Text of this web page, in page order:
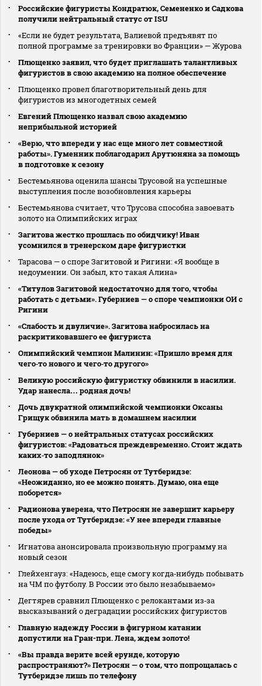
Российские фигуристы Кондратюк, Семененко и Садкова
получили нейтральный статус от ISU
«Если не будет результата, Валиевой предъявят по
полной программе за тренировки во Франции» — Журова
Плющенко заявил, что будет приглашать талантливых
фигуристов в свою академию на полное обеспечение
Плющенко провел благотворительный день для
фигуристов из многодетных семей
Евгений Плющенко назвал свою академию
неприбыльной историей
«Верю, что впереди у нас еще много лет совместной
работы». Гуменник поблагодарил Арутюняна за помощь
в подготовке к сезону
Бестемьянова оценила шансы Трусовой на успешные
выступления после возобновления карьеры
Бестемьянова считает, что Трусова способна завоевать
золото на Олимпийских играх
Загитова жестко прошлась по обидчику! Иван
усомнился в тренерском даре фигуристки
Тарасова — о споре Загитовой и Ригини: «Я вообще в
недоумении. Он забыл, кто такая Алина»
«Титулов Загитовой недостаточно для того, чтобы
работать с детьми». Губерниев — о споре чемпионки ОИ с
Ригини
«Слабость и двуличие». Загитова набросилась на
раскритиковавшего ее фигуриста
Олимпийский чемпион Малинин: «Пришло время для
чего‑то нового и чего‑то другого»
Великую российскую фигуристку обвинили в насилии.
Удар нанесла… родная дочь!
Дочь двукратной олимпийской чемпионки Оксаны
Грищук обвинила мать в домашнем насилии
Губерниев — о нейтральных статусах российских
фигуристов: «Радоваться преждевременно. Стоит ждать
каких‑то заподлянок»
Леонова — об уходе Петросян от Тутберидзе:
«Неожиданно, но ее можно понять. Думаю, она еще
поборется»
Радионова уверена, что Петросян не завершит карьеру
после ухода от Тутберидзе: «У нее впереди главные
победы»
Игнатова анонсировала произвольную программу на
новый сезон
Глейхенгауз: «Надеюсь, еще смогу когда‑нибудь побывать
на ЧМ по футболу. В России это было незабываемо»
Дегтярев сравнил Плющенко с релокантами из‑за
высказываний о деградации российских фигуристов
Главную надежду России в фигурном катании
допустили на Гран-при. Лена, ждем золото!
«Вы правда верите всей ерунде, которую
распространяют?» Петросян — о том, что попрощалась с
Тутберидзе лишь по телефону